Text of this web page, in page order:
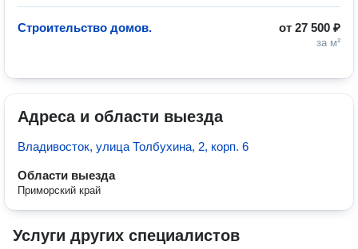
от 27 500 ₽
за м²
Строительство домов.
Адреса и области выезда
Владивосток, улица Толбухина, 2, корп. 6
Области выезда
Приморский край
Услуги других специалистов